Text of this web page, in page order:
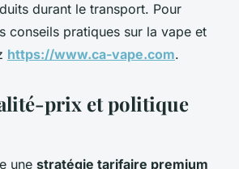
durant le transport. Pour
conseils pratiques sur la vape et
https://www.ca-vape.com.
prix et politique
une stratégie tarifaire premium